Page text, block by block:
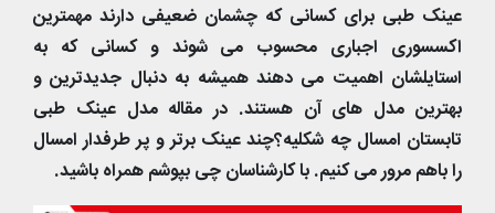
عینک طبی برای کسانی که چشمان ضعیفی دارند مهمترین
اکسسوری اجباری محسوب می شوند و کسانی که به
استایلشان اهمیت می دهند همیشه به دنبال جدیدترین و
بهترین مدل های آن هستند. در مقاله مدل عینک طبی
تابستان امسال چه شکلیه؟چند عینک برتر و پر طرفدار امسال
را باهم مرور می کنیم. با کارشناسان چی بپوشم همراه باشید.